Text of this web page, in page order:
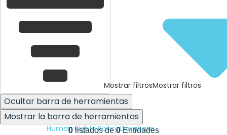
Human Rights Policy Database
Mostrar filtrosMostrar filtros
Ocultar barra de herramientas
Mostrar la barra de herramientas
0 listados de 0 Entidades